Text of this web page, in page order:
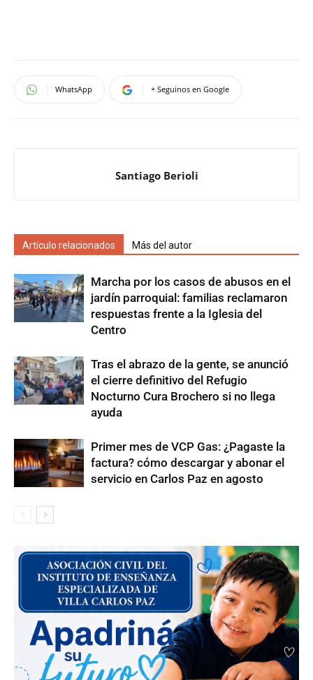
WhatsApp + Seguinos en Google
Santiago Berioli
Artículo relacionados Más del autor
Marcha por los casos de abusos en el
jardín parroquial: familias reclamaron
respuestas frente a la Iglesia del
Centro
Tras el abrazo de la gente, se anunció
el cierre definitivo del Refugio
Nocturno Cura Brochero si no llega
ayuda
Primer mes de VCP Gas: ¿Pagaste la
factura? cómo descargar y abonar el
servicio en Carlos Paz en agosto